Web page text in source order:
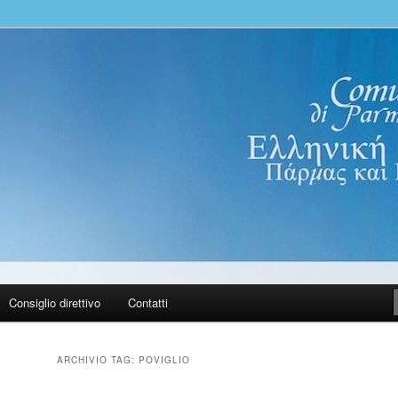
di Parma e Reggio Emilia.
Πάρμας και Ρέτζιο
Consiglio direttivo Contatti
ARCHIVIO TAG: POVIGLIO